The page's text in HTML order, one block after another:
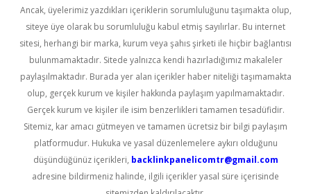
Ancak, üyelerimiz yazdıkları içeriklerin sorumluluğunu taşımakta olup,
siteye üye olarak bu sorumluluğu kabul etmiş sayılırlar. Bu internet
sitesi, herhangi bir marka, kurum veya şahıs şirketi ile hiçbir bağlantısı
bulunmamaktadır. Sitede yalnızca kendi hazırladığımız makaleler
paylaşılmaktadır. Burada yer alan içerikler haber niteliği taşımamakta
olup, gerçek kurum ve kişiler hakkında paylaşım yapılmamaktadır.
Gerçek kurum ve kişiler ile isim benzerlikleri tamamen tesadüfidir.
Sitemiz, kar amacı gütmeyen ve tamamen ücretsiz bir bilgi paylaşım
platformudur. Hukuka ve yasal düzenlemelere aykırı olduğunu
düşündüğünüz içerikleri, backlinkpanelicomtr@gmail.com
adresine bildirmeniz halinde, ilgili içerikler yasal süre içerisinde